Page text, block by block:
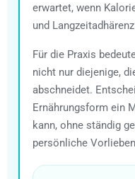
erwartet, wenn
und
Für die Praxis
nicht nur diejenige,
abschneidet.
Ernährungsform ein
kann, ohne ständig
persönliche